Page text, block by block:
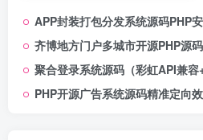
APP封装打包分发系统源码PHP安卓
齐博地方门户多城市开源PHP源码
聚合登录系统源码（彩虹API兼容
PHP开源广告系统源码精准定向